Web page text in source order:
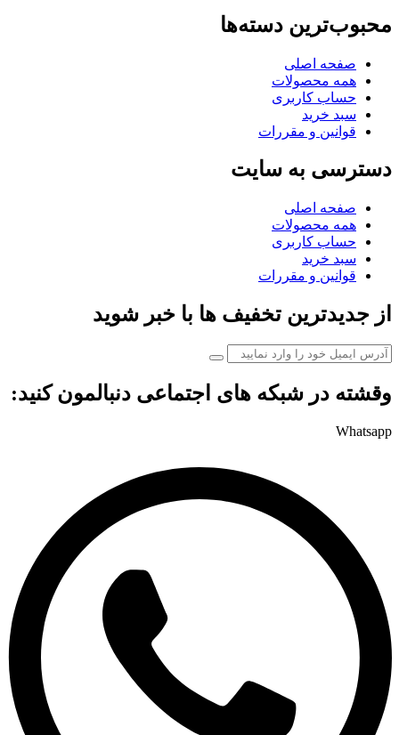
محبوب‌ترین دسته‌ها
صفحه اصلی
همه محصولات
حساب کاربری
سبد خرید
قوانین و مقررات
دسترسی به سایت
صفحه اصلی
همه محصولات
حساب کاربری
سبد خرید
قوانین و مقررات
از جدیدترین تخفیف ها با خبر شوید
وقشته در شبکه های اجتماعی دنبالمون کنید:
Whatsapp